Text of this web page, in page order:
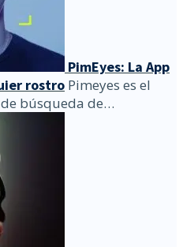
PimEyes: La App
rostro Pimeyes es el
búsqueda de…